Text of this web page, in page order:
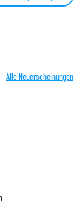
Alle Neuerscheinungen